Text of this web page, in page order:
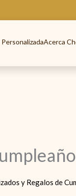
Acerca
y Regalos de